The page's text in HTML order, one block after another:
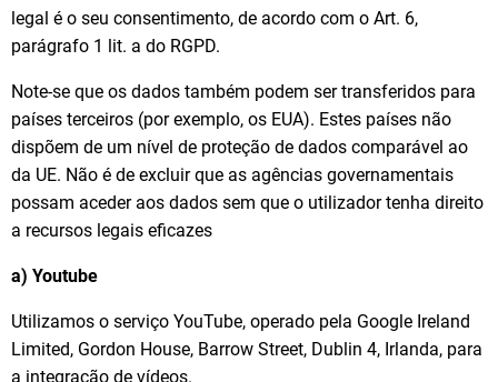
legal é o seu consentimento, de acordo com o Art. 6,
parágrafo 1 lit. a do RGPD.
Note-se que os dados também podem ser transferidos para
países terceiros (por exemplo, os EUA). Estes países não
dispõem de um nível de proteção de dados comparável ao
da UE. Não é de excluir que as agências governamentais
possam aceder aos dados sem que o utilizador tenha direito
a recursos legais eficazes
a) Youtube
Utilizamos o serviço YouTube, operado pela Google Ireland
Limited, Gordon House, Barrow Street, Dublin 4, Irlanda, para
a integração de vídeos.